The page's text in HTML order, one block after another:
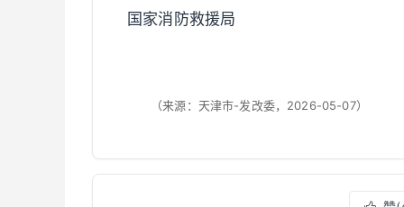
国家消防救援局
（来源：天津市-发改委，2026-05-07）